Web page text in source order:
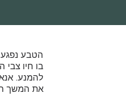
הטבע נפגע
בו חיו
להמנע.
את המשך